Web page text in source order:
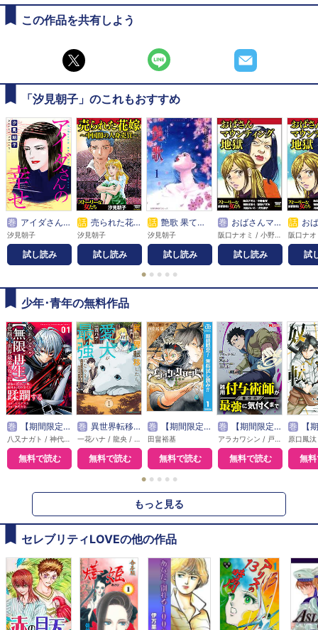
この作品を共有しよう
「汐見朝子」のこれもおすすめ
巻 アイダさんの幸せ
汐見朝子
試し読み
話 売られた花嫁 ～中国闇の人身売買～
汐見朝子
試し読み
話 艶歌 果てしなきカーテンコール
汐見朝子
試し読み
巻 おばさんマウンティング地獄
試し読み
話 おばさん
試
● ● ● ● ●
少年･青年の無料作品
巻 【期間限定無料】外れスキル【無限再生】が覚醒して世界最強になった ～最強の力を手にした俺は、敵対するその全てを蹂躙する～
無料で読む
巻 異世界転移したら愛犬が最強になりました ～シルバーフェンリルと俺が異世界暮らしを始めたら～ THE COMIC
無料で読む
巻 【期間限定 無料お試し版】ブラッククローバー
田畠裕基
無料で読む
巻 【期間限定無料】雑用付与術師が自分の最強に気付くまで（コミック） 分冊版
無料で読む
巻 【期間限定 無料
無
● ● ● ● ●
もっと見る
セレブリティLOVEの他の作品